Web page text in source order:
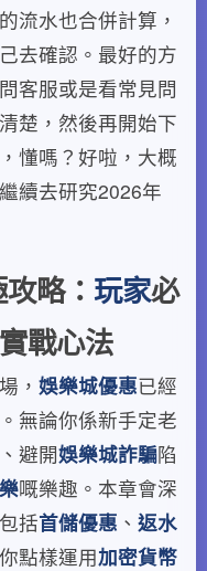
流水也合併計算，
去確認。最好的方
客服或是看常見問
楚，然後再開始下
懂嗎？好啦，大概
續去研究2026年
略： 玩家必
實戰心法
， 娛樂城優惠已經
無論你係新手定老
、避開娛樂城詐騙陷
嘅樂趣。本章會深
括首儲優惠 、 返水
點樣運用加密貨幣